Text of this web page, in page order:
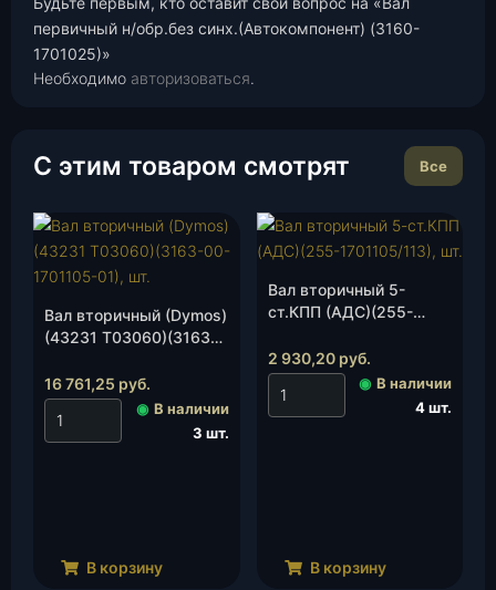
первичный н/обр.без синх.(Автокомпонент) (3160-
1701025)»
Необходимо авторизоваться.
С этим товаром смотрят Все
Вал вторичный (Dymos)
(43231 Т03060)(3163-
16 761,25 руб.
◉ В наличии
3 шт.
В корзину
Вал вторичный 5-
ст.КПП (АДС)(255-
2 930,20 руб.
◉ В наличии
4 шт.
В корзину